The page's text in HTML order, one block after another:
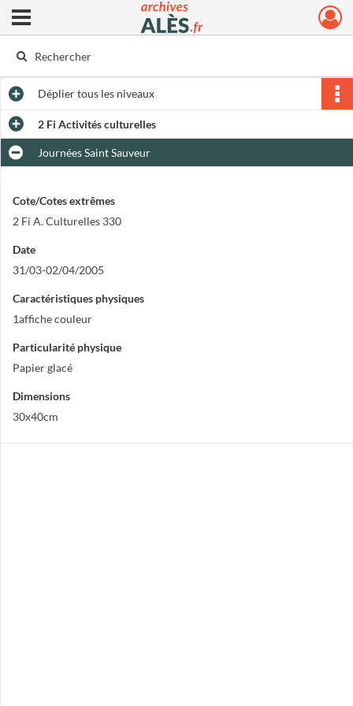
Archives municipales d'Alès
Ouvrir le menu déroulant
Dépliertous les niveaux
2 Fi Activités culturelles
Journées Saint Sauveur
Cote/Cotes extrêmes
2 Fi A. Culturelles 330
Date
31/03-02/04/2005
Caractéristiques physiques
1affiche couleur
Particularité physique
Papier glacé
Dimensions
30x40cm